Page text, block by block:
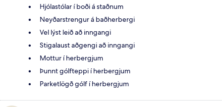
Hjólastólar í boði á staðnum
Neyðarstrengur á baðherbergi
Vel lýst leið að inngangi
Stigalaust aðgengi að inngangi
Mottur í herbergjum
Þunnt gólfteppi í herbergjum
Parketlögð gólf í herbergjum